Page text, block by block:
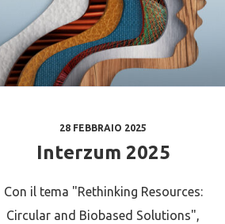
28 FEBBRAIO 2025
Interzum 2025
Con il tema "Rethinking Resources:
Circular and Biobased Solutions",